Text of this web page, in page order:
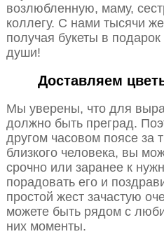
возлюбленную, маму,
коллегу. С нами тысячи
получая букеты в
души!
Доставляем
Мы уверены, что для
должно быть преград.
другом часовом поясе за
близкого человека, вы
срочно или заранее к
порадовать его и
простой жест зачастую
можете быть рядом с
них моменты.